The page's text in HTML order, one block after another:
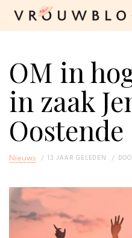
OM in
in zaak
Oostende
Nieuws 13 JAAR GELEDEN